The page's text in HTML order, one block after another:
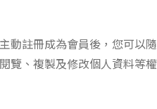
動註冊成為會員後，您可
覽、複製及修改個人資料